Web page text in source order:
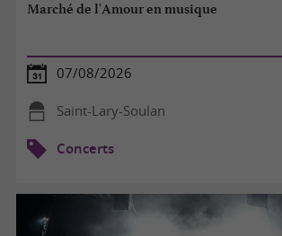
Marché de l'Amour en musique
07/08/2026
Saint-Lary-Soulan
Concerts